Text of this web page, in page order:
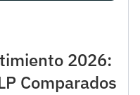
2026:
Comparados